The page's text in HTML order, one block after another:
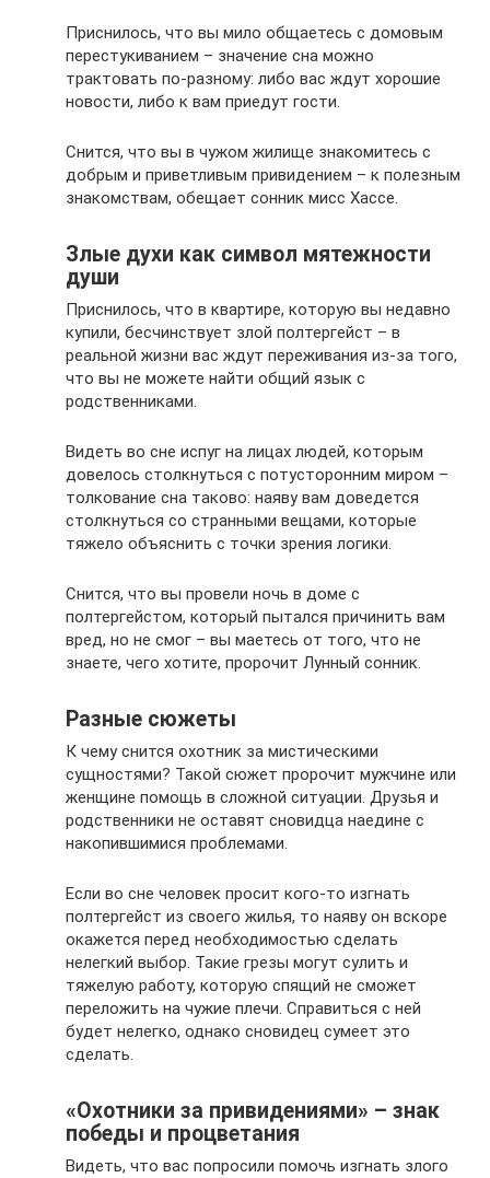
Приснилось, что вы мило общаетесь с домовым
перестукиванием – значение сна можно
трактовать по-разному: либо вас ждут хорошие
новости, либо к вам приедут гости.
Снится, что вы в чужом жилище знакомитесь с
добрым и приветливым привидением – к полезным
знакомствам, обещает сонник мисс Хассе.
Злые духи как символ мятежности
души
Приснилось, что в квартире, которую вы недавно
купили, бесчинствует злой полтергейст – в
реальной жизни вас ждут переживания из-за того,
что вы не можете найти общий язык с
родственниками.
Видеть во сне испуг на лицах людей, которым
довелось столкнуться с потусторонним миром –
толкование сна таково: наяву вам доведется
столкнуться со странными вещами, которые
тяжело объяснить с точки зрения логики.
Снится, что вы провели ночь в доме с
полтергейстом, который пытался причинить вам
вред, но не смог – вы маетесь от того, что не
знаете, чего хотите, пророчит Лунный сонник.
Разные сюжеты
К чему снится охотник за мистическими
сущностями? Такой сюжет пророчит мужчине или
женщине помощь в сложной ситуации. Друзья и
родственники не оставят сновидца наедине с
накопившимися проблемами.
Если во сне человек просит кого-то изгнать
полтергейст из своего жилья, то наяву он вскоре
окажется перед необходимостью сделать
нелегкий выбор. Такие грезы могут сулить и
тяжелую работу, которую спящий не сможет
переложить на чужие плечи. Справиться с ней
будет нелегко, однако сновидец сумеет это
сделать.
«Охотники за привидениями» – знак
победы и процветания
Видеть, что вас попросили помочь изгнать злого